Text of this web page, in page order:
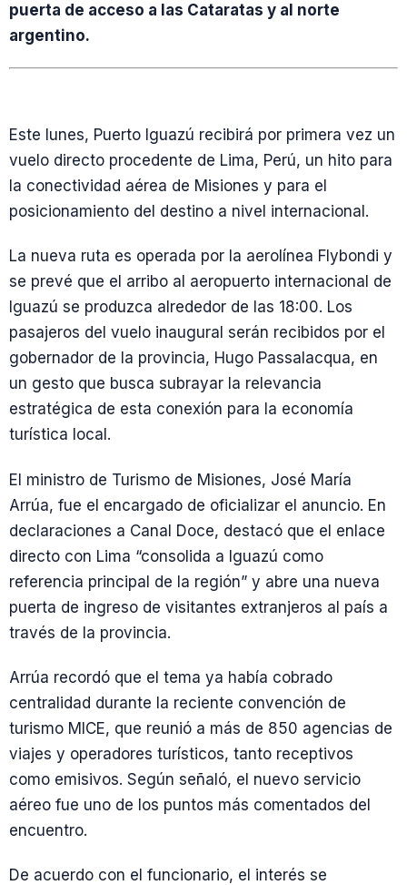
puerta de acceso a las Cataratas y al norte
argentino.
Este lunes, Puerto Iguazú recibirá por primera vez un
vuelo directo procedente de Lima, Perú, un hito para
la conectividad aérea de Misiones y para el
posicionamiento del destino a nivel internacional.
La nueva ruta es operada por la aerolínea Flybondi y
se prevé que el arribo al aeropuerto internacional de
Iguazú se produzca alrededor de las 18:00. Los
pasajeros del vuelo inaugural serán recibidos por el
gobernador de la provincia, Hugo Passalacqua, en
un gesto que busca subrayar la relevancia
estratégica de esta conexión para la economía
turística local.
El ministro de Turismo de Misiones, José María
Arrúa, fue el encargado de oficializar el anuncio. En
declaraciones a Canal Doce, destacó que el enlace
directo con Lima “consolida a Iguazú como
referencia principal de la región” y abre una nueva
puerta de ingreso de visitantes extranjeros al país a
través de la provincia.
Arrúa recordó que el tema ya había cobrado
centralidad durante la reciente convención de
turismo MICE, que reunió a más de 850 agencias de
viajes y operadores turísticos, tanto receptivos
como emisivos. Según señaló, el nuevo servicio
aéreo fue uno de los puntos más comentados del
encuentro.
De acuerdo con el funcionario, el interés se